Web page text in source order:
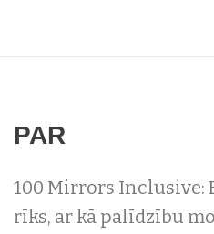
PAR
100 Mirrors Inclusive:
rīks, ar kā palīdzību